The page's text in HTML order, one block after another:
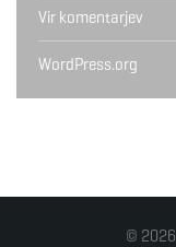
Vir komentarjev
WordPress.org
© 2026